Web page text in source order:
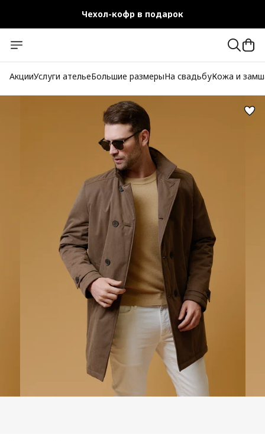
Чехол-кофр в подарок
Бесплатная доставка при заказе от 10 000 руб.
АкцииУслуги ательеБольшие размерыНа свадьбуКожа и